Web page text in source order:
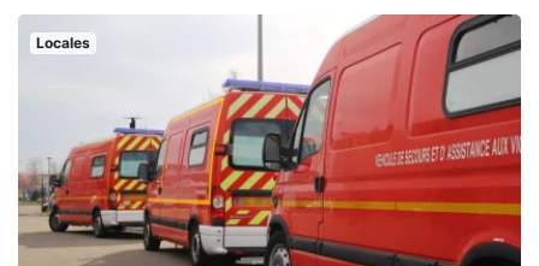
Locales